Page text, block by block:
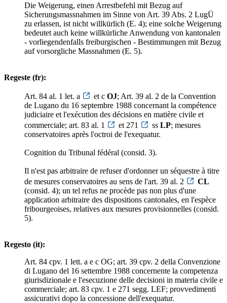
Die Weigerung, einen Arrestbefehl mit Bezug auf
Sicherungsmassnahmen im Sinne von Art. 39 Abs. 2 LugÜ
zu erlassen, ist nicht willkürlich (E. 4); eine solche Weigerung
bedeutet auch keine willkürliche Anwendung von kantonalen
- vorliegendenfalls freiburgischen - Bestimmungen mit Bezug
auf vorsorgliche Massnahmen (E. 5).
Regeste (fr):
Art. 84 al. 1 let. a et c OJ; Art. 39 al. 2 de la Convention
de Lugano du 16 septembre 1988 concernant la compétence
judiciaire et l'exécution des décisions en matière civile et
commerciale; art. 83 al. 1
et 271 ss LP; mesures
conservatoires après l'octroi de l'exequatur.
Cognition du Tribunal fédéral (consid. 3).
Il n'est pas arbitraire de refuser d'ordonner un séquestre à titre
de mesures conservatoires au sens de l'art. 39 al. 2
CL
(consid. 4); un tel refus ne procède pas non plus d'une
application arbitraire des dispositions cantonales, en l'espèce
fribourgeoises, relatives aux mesures provisionnelles (consid.
5).
Regesto (it):
Art. 84 cpv. 1 lett. a e c OG; art. 39 cpv. 2 della Convenzione
di Lugano del 16 settembre 1988 concernente la competenza
giurisdizionale e l'esecuzione delle decisioni in materia civile e
commerciale; art. 83 cpv. 1 e 271 segg. LEF; provvedimenti
assicurativi dopo la concessione dell'exequatur.